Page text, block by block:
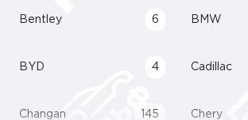
Bentley 6 BMW
BYD 4 Cadillac
Changan 145 Chery